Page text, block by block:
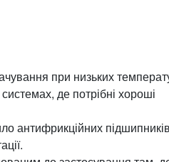
при низьких
де потрібні хороші
антифрикційних